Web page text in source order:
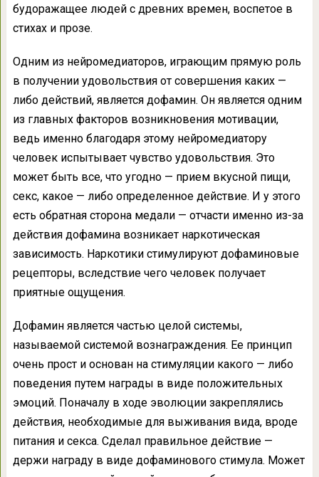
будоражащее людей с древних времен, воспетое в
стихах и прозе.
Одним из нейромедиаторов, играющим прямую роль
в получении удовольствия от совершения каких —
либо действий, является дофамин. Он является одним
из главных факторов возникновения мотивации,
ведь именно благодаря этому нейромедиатору
человек испытывает чувство удовольствия. Это
может быть все, что угодно — прием вкусной пищи,
секс, какое — либо определенное действие. И у этого
есть обратная сторона медали — отчасти именно из-за
действия дофамина возникает наркотическая
зависимость. Наркотики стимулируют дофаминовые
рецепторы, вследствие чего человек получает
приятные ощущения.
Дофамин является частью целой системы,
называемой системой вознаграждения. Ее принцип
очень прост и основан на стимуляции какого — либо
поведения путем награды в виде положительных
эмоций. Поначалу в ходе эволюции закреплялись
действия, необходимые для выживания вида, вроде
питания и секса. Сделал правильное действие —
держи награду в виде дофаминового стимула. Может